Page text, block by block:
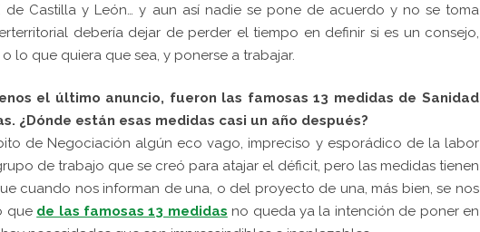
de Castilla y León… y aun así nadie se pone de acuerdo y no se toma
debería dejar de perder el tiempo en definir si es un consejo,
lo que quiera que sea, y ponerse a trabajar.
el último anuncio, fueron las famosas 13 medidas de Sanidad
¿Dónde están esas medidas casi un año después?
de Negociación algún eco vago, impreciso y esporádico de la labor
de trabajo que se creó para atajar el déficit, pero las medidas tienen
cuando nos informan de una, o del proyecto de una, más bien, se nos
que de las famosas 13 medidas no queda ya la intención de poner en